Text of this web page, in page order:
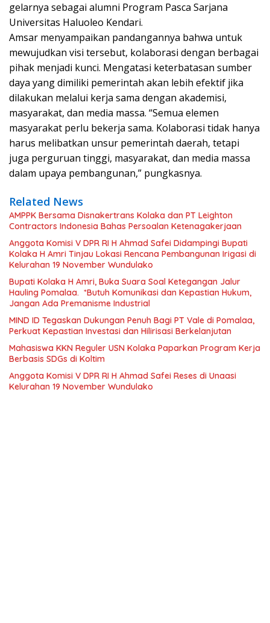
gelarnya sebagai alumni Program Pasca Sarjana
Universitas Haluoleo Kendari.
Amsar menyampaikan pandangannya bahwa untuk
mewujudkan visi tersebut, kolaborasi dengan berbagai
pihak menjadi kunci. Mengatasi keterbatasan sumber
daya yang dimiliki pemerintah akan lebih efektif jika
dilakukan melalui kerja sama dengan akademisi,
masyarakat, dan media massa. “Semua elemen
masyarakat perlu bekerja sama. Kolaborasi tidak hanya
harus melibatkan unsur pemerintah daerah, tetapi
juga perguruan tinggi, masyarakat, dan media massa
dalam upaya pembangunan,” pungkasnya.
Related News
AMPPK Bersama Disnakertrans Kolaka dan PT Leighton
Contractors Indonesia Bahas Persoalan Ketenagakerjaan
Anggota Komisi V DPR RI H Ahmad Safei Didampingi Bupati
Kolaka H Amri Tinjau Lokasi Rencana Pembangunan Irigasi di
Kelurahan 19 November Wundulako
Bupati Kolaka H Amri, Buka Suara Soal Ketegangan Jalur
Hauling Pomalaa. *Butuh Komunikasi dan Kepastian Hukum,
Jangan Ada Premanisme Industrial
MIND ID Tegaskan Dukungan Penuh Bagi PT Vale di Pomalaa,
Perkuat Kepastian Investasi dan Hilirisasi Berkelanjutan
Mahasiswa KKN Reguler USN Kolaka Paparkan Program Kerja
Berbasis SDGs di Koltim
Anggota Komisi V DPR RI H Ahmad Safei Reses di Unaasi
Kelurahan 19 November Wundulako